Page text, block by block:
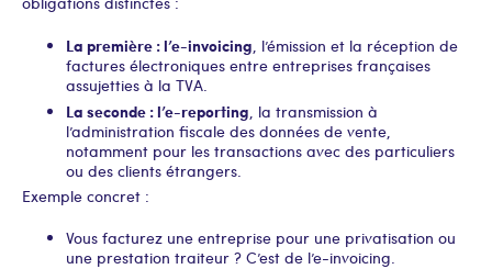
La première : l’e-invoicing, l’émission et la réception de
factures électroniques entre entreprises françaises
assujetties à la TVA.
La seconde : l’e-reporting, la transmission à
l’administration fiscale des données de vente,
notamment pour les transactions avec des particuliers
ou des clients étrangers.
Exemple concret :
Vous facturez une entreprise pour une privatisation ou
une prestation traiteur ? C’est de l’e-invoicing.